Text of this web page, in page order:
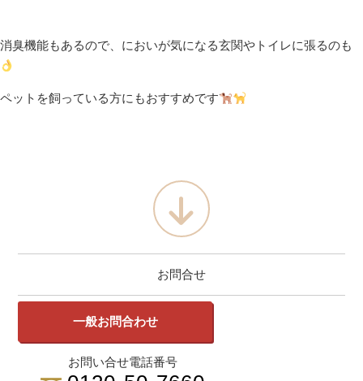
消臭機能もあるので、においが気になる玄関やトイレに張るのも
ペットを飼っている方にもおすすめです
お問合せ
一般お問合わせ
お問い合せ電話番号